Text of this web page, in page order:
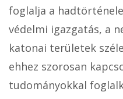
foglalja a
védelmi igazgatás, a
katonai területek
ehhez szorosan
tudományokkal